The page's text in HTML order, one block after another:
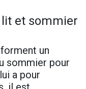
lit et sommier
un
sommier pour
a pour